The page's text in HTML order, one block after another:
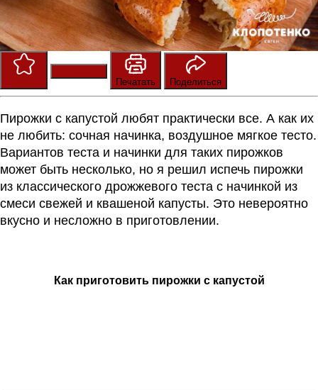
Печатать
Поделиться
Пирожки с капустой любят практически все. А как их
не любить: сочная начинка, воздушное мягкое тесто.
Вариантов теста и начинки для таких пирожков
может быть несколько, но я решил испечь пирожки
из классического дрожжевого теста с начинкой из
смеси свежей и квашеной капусты. Это невероятно
вкусно и несложно в приготовлении.
Как приготовить пирожки с капустой